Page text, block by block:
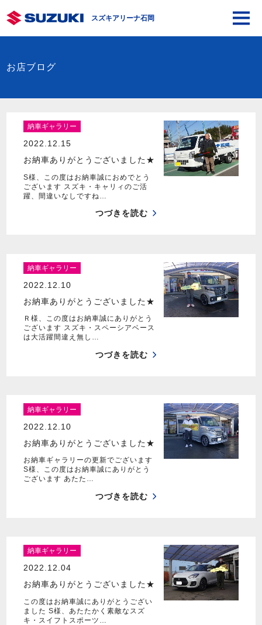
スズキアリーナ石岡
お店ブログ
納車ギャラリー
2022.12.15
お納車ありがとうございました★
S様、この度はお納車誠におめでとう
ございます スズキ・キャリィのご活
躍、間違いなしですね…
つづきを読む
納車ギャラリー
2022.12.10
お納車ありがとうございました★
Ｒ様、この度はお納車誠にありがとう
ございます スズキ・スペーシアベース
は大活躍間違え無し…
つづきを読む
納車ギャラリー
2022.12.10
お納車ありがとうございました★
お納車ギャラリーの更新でございます
S様、この度はお納車誠にありがとう
ございます あたた…
つづきを読む
納車ギャラリー
2022.12.04
お納車ありがとうございました★
この度はお納車誠にありがとうござい
ました S様、あたたかく素敵なスズ
キ・スイフトスポーツ…